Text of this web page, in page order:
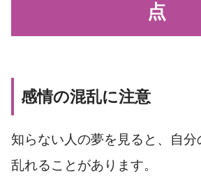
点
感情の混乱に注意
知らない人の夢を見ると、自
乱れることがあります。